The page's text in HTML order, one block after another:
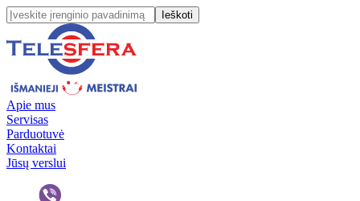
Ieškoti
Apie mus
Servisas
Parduotuvė
Kontaktai
Jūsų verslui